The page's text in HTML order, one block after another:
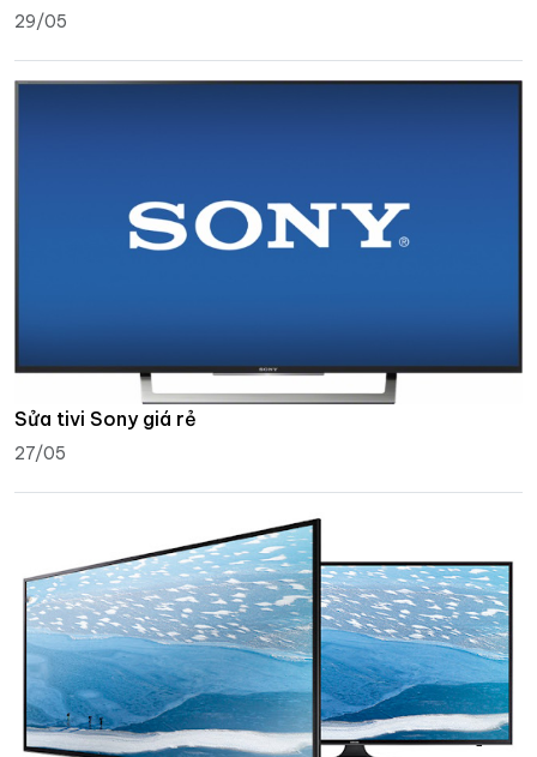
29/05
Sửa tivi Sony giá rẻ
27/05